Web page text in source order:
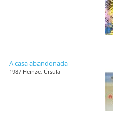
A casa abandonada
1987 Heinze, Úrsula